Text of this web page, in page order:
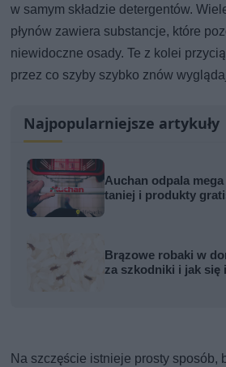
w samym składzie detergentów.
płynów zawiera substancje, które
niewidoczne osady. Te z kolei
przez co szyby szybko znów
Najpopularniejsze artykuły
Auchan odpala
taniej i produkty
Brązowe robaki w
za szkodniki i jak się
Na szczęście istnieje prosty sposób,